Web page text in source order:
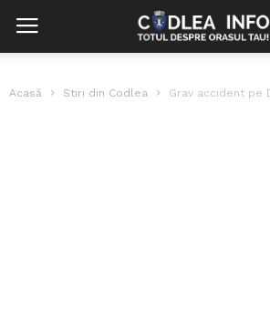
Acasă Stiri din Codlea Grav accident pe